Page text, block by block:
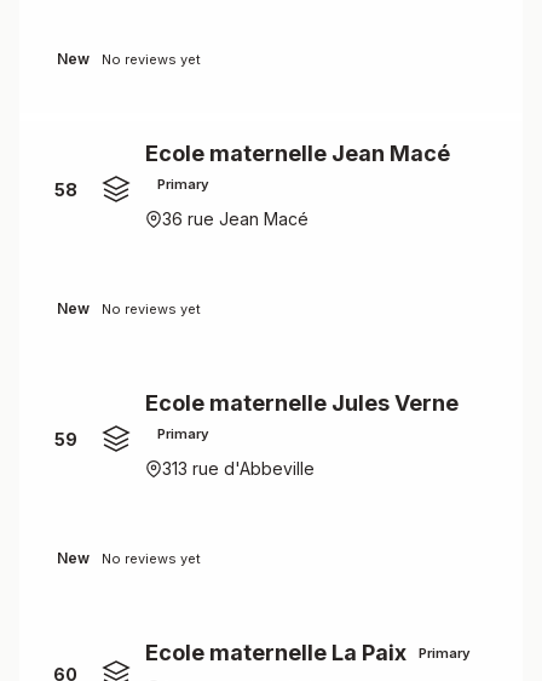
New No reviews yet
58
Ecole maternelle Jean Macé
Primary
36 rue Jean Macé
New No reviews yet
59
Ecole maternelle Jules Verne
Primary
313 rue d'Abbeville
New No reviews yet
60
Ecole maternelle La Paix Primary